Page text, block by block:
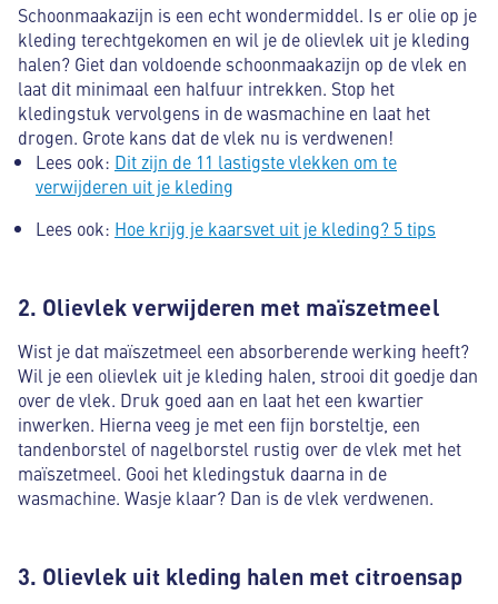
Schoonmaakazijn is een echt wondermiddel. Is er olie op je
kleding terechtgekomen en wil je de olievlek uit je kleding
halen? Giet dan voldoende schoonmaakazijn op de vlek en
laat dit minimaal een halfuur intrekken. Stop het
kledingstuk vervolgens in de wasmachine en laat het
drogen. Grote kans dat de vlek nu is verdwenen!
Lees ook: Dit zijn de 11 lastigste vlekken om te
verwijderen uit je kleding
Lees ook: Hoe krijg je kaarsvet uit je kleding? 5 tips
2. Olievlek verwijderen met maïszetmeel
Wist je dat maïszetmeel een absorberende werking heeft?
Wil je een olievlek uit je kleding halen, strooi dit goedje dan
over de vlek. Druk goed aan en laat het een kwartier
inwerken. Hierna veeg je met een fijn borsteltje, een
tandenborstel of nagelborstel rustig over de vlek met het
maïszetmeel. Gooi het kledingstuk daarna in de
wasmachine. Wasje klaar? Dan is de vlek verdwenen.
3. Olievlek uit kleding halen met citroensap